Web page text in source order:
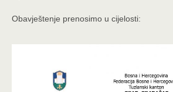
Obavještenje prenosimo u cijelosti: